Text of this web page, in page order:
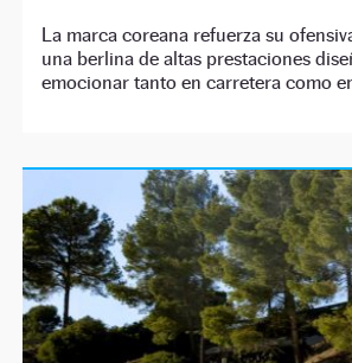
La marca coreana refuerza su
una berlina de altas prestaciones
emocionar tanto en carretera como